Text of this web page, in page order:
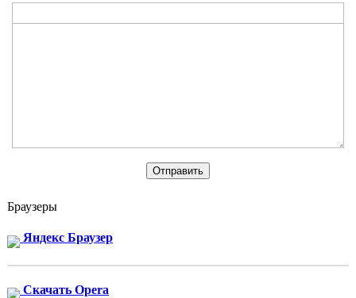
Браузеры
Яндекс Браузер
Скачать Opera